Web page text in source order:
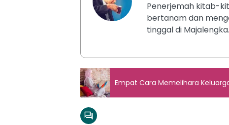
Penerjemah kitab-
bertanam dan
tinggal di
Empat Cara Memelihara